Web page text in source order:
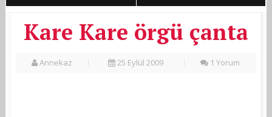
Kare Kare örgü çanta
Annekaz 25 Eylül 2009 1 Yorum